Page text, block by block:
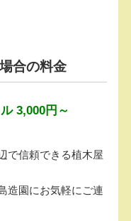
合の料金
3,000円～
で信頼できる植木屋
造園にお気軽にご連